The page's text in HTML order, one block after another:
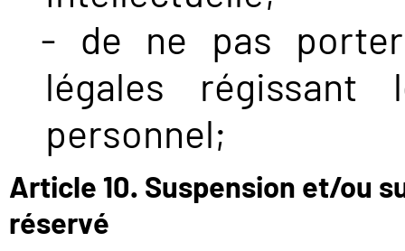
de ne pas
légales régissant
personnel;
Article 10. Suspension et/ou
réservé